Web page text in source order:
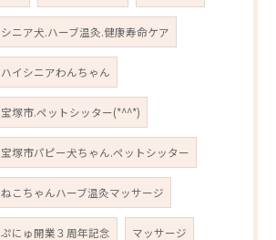
シニア犬.ハーブ温灸.健康寿命ケア
ハイシニアわんちゃん
宝塚市.ペットシッター(*^^*)
宝塚市パピー犬ちゃん.ペットシッター
ねこちゃんハーブ温灸マッサージ
ぷにゅ開業３周年記念 マッサージ